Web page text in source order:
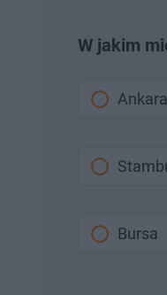
W jakim
Ankara
Bursa